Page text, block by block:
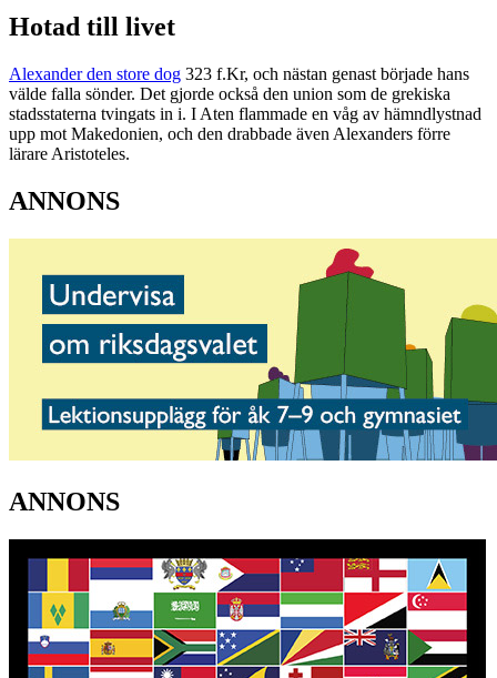
Hotad till livet
Alexander den store dog 323 f.Kr, och nästan genast började hans
välde falla sönder. Det gjorde också den union som de grekiska
stadsstaterna tvingats in i. I Aten flammade en våg av hämndlystnad
upp mot Makedonien, och den drabbade även Alexanders förre
lärare Aristoteles.
ANNONS
ANNONS